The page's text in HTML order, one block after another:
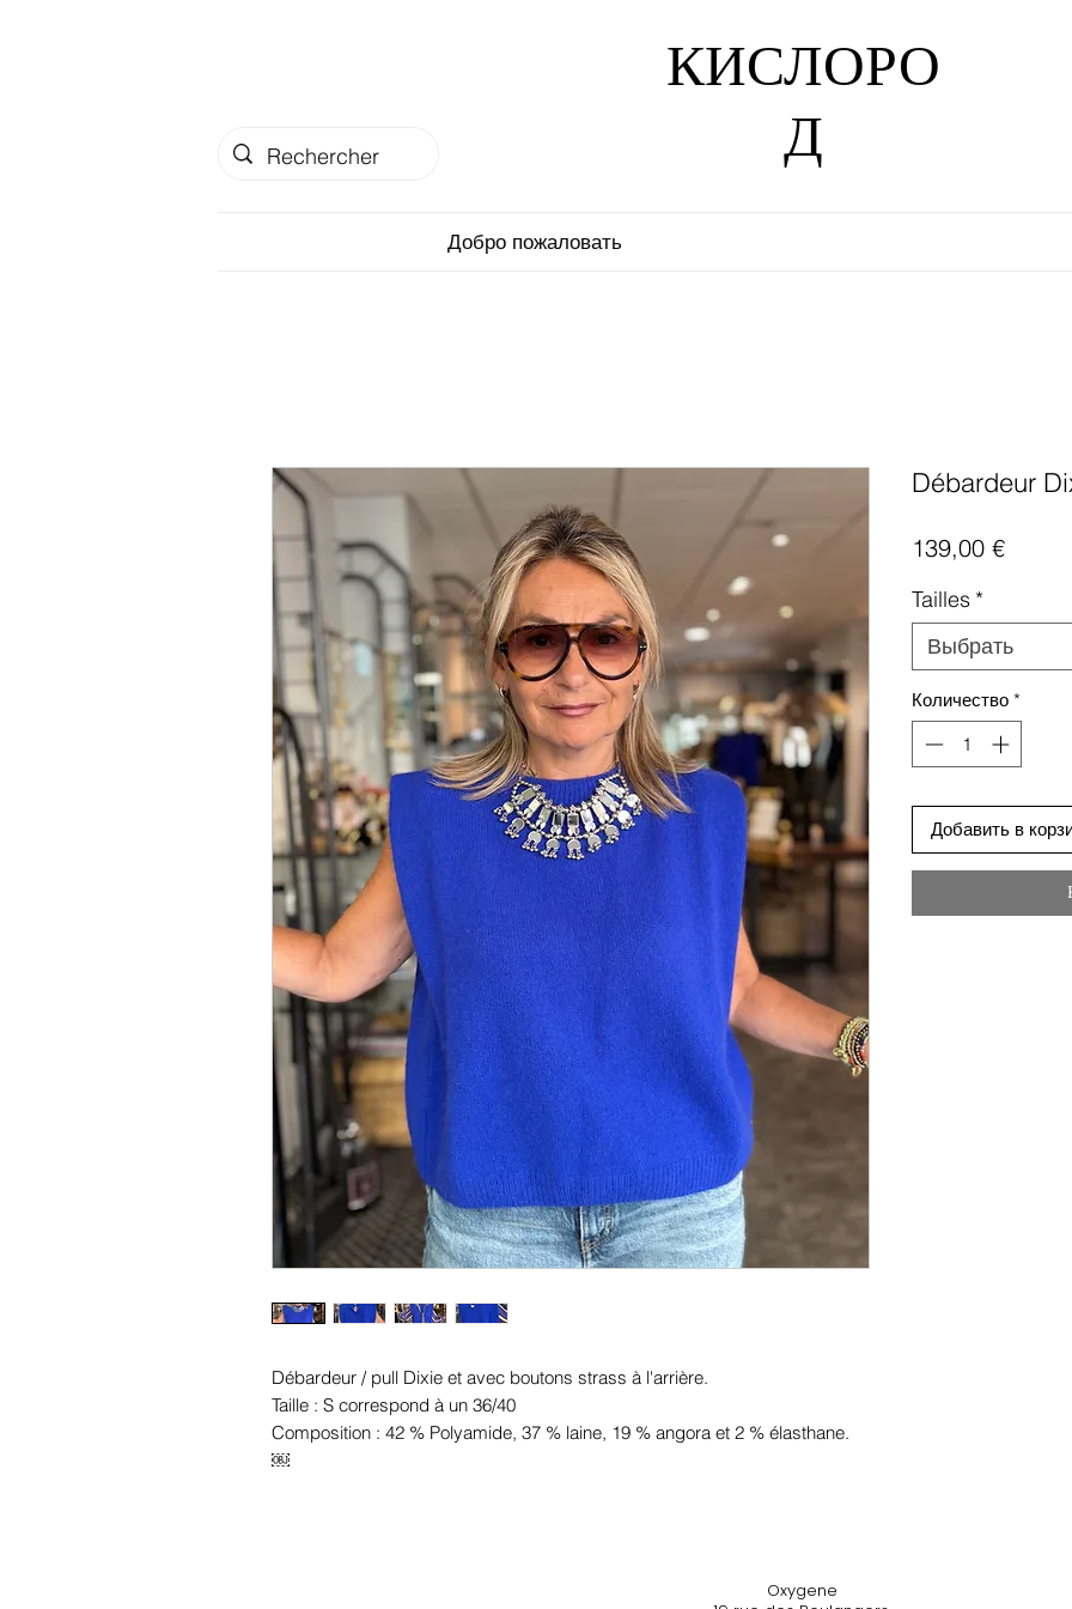
КИСЛОРО
Д
Добро пожаловать
Débardeur / pull Dixie et avec boutons strass à l'arrière.
Taille : S correspond à un 36/40
Composition : 42 % Polyamide, 37 % laine, 19 % angora et 2 % élasthane.
￼
Débardeur
139,00 €Цена
Tailles *
Выбрать
Количество *
Добавить в
Oxygene